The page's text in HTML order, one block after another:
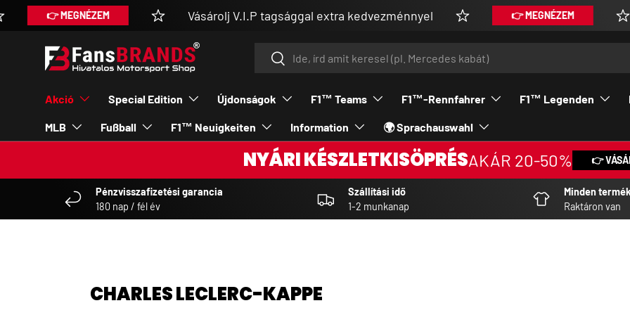
DIREKT ZUM INHALT
👉 MEGNÉZEM Vásárolj V.I.P tagsággal extra kedvezménnyel 👉 MEGNÉZEM
SuchenSuchen
Akció Special Edition Újdonságok F1™ Teams F1™-Rennfahrer F1™ Legenden
MLB Fußball F1™ Neuigkeiten Information 🌍 Sprachauswahl
NYÁRI KÉSZLETKISÖPRÉSAKÁR 20-50% 👉
Pénzvisszafizetési garancia
180 nap / fél év
Szállítási idő
1-2 munkanap
Minden termék
Raktáron van
CHARLES LECLERC-KAPPE